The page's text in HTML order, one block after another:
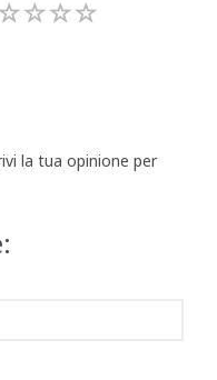
la tua opinione per